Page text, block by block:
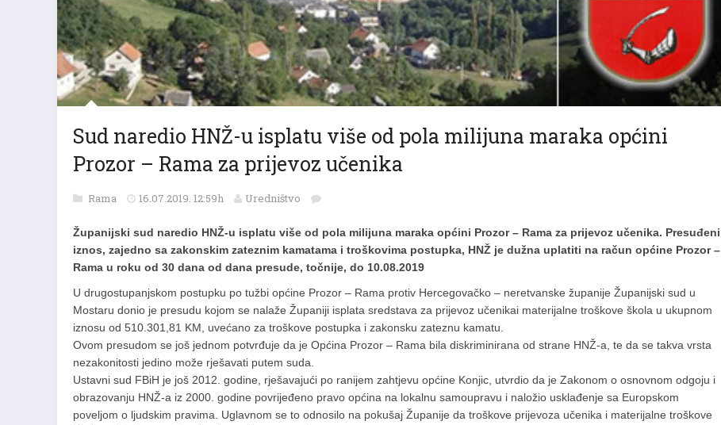
Sud naredio HNŽ-u isplatu više od pola milijuna maraka općini
Prozor – Rama za prijevoz učenika
Rama 16.07.2019. 12:59h Uredništvo
Županijski sud naredio HNŽ-u isplatu više od pola milijuna maraka općini Prozor – Rama za prijevoz učenika. Presuđeni
iznos, zajedno sa zakonskim zateznim kamatama i troškovima postupka, HNŽ je dužna uplatiti na račun općine Prozor –
Rama u roku od 30 dana od dana presude, točnije, do 10.08.2019
U drugostupanjskom postupku po tužbi općine Prozor – Rama protiv Hercegovačko – neretvanske županije Županijski sud u
Mostaru donio je presudu kojom se nalaže Županiji isplata sredstava za prijevoz učenikai materijalne troškove škola u ukupnom
iznosu od 510.301,81 KM, uvećano za troškove postupka i zakonsku zateznu kamatu.
Ovom presudom se još jednom potvrđuje da je Općina Prozor – Rama bila diskriminirana od strane HNŽ-a, te da se takva vrsta
nezakonitosti jedino može rješavati putem suda.
Ustavni sud FBiH je još 2012. godine, rješavajući po ranijem zahtjevu općine Konjic, utvrdio da je Zakonom o osnovnom odgoju i
obrazovanju HNŽ-a iz 2000. godine povrijeđeno pravo općina na lokalnu samoupravu i naložio usklađenje sa Europskom
poveljom o ljudskim pravima. Uglavnom se to odnosilo na pokušaj Županije da troškove prijevoza učenika i materijalne troškove